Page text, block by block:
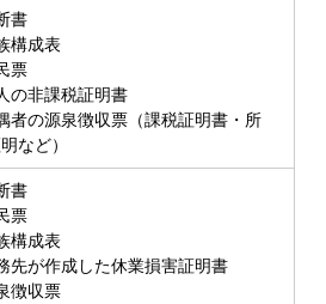
書
構成表
票
の非課税証明書
者の源泉徴収票（課税証明書・所
など）
書
票
構成表
先が作成した休業損害証明書
徴収票